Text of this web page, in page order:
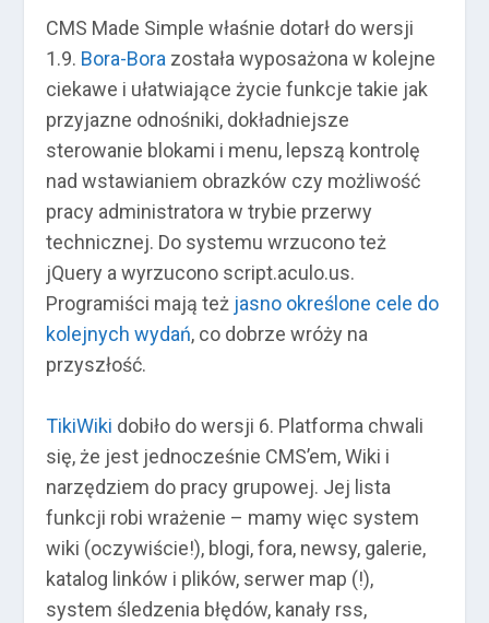
CMS Made Simple właśnie dotarł do wersji
1.9. Bora-Bora została wyposażona w kolejne
ciekawe i ułatwiające życie funkcje takie jak
przyjazne odnośniki, dokładniejsze
sterowanie blokami i menu, lepszą kontrolę
nad wstawianiem obrazków czy możliwość
pracy administratora w trybie przerwy
technicznej. Do systemu wrzucono też
jQuery a wyrzucono script.aculo.us.
Programiści mają też jasno określone cele do
kolejnych wydań, co dobrze wróży na
przyszłość.
TikiWiki dobiło do wersji 6. Platforma chwali
się, że jest jednocześnie CMS’em, Wiki i
narzędziem do pracy grupowej. Jej lista
funkcji robi wrażenie – mamy więc system
wiki (oczywiście!), blogi, fora, newsy, galerie,
katalog linków i plików, serwer map (!),
system śledzenia błędów, kanały rss,